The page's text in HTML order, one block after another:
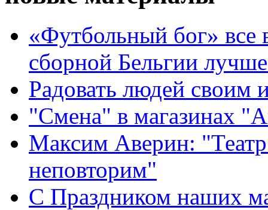
«Футбольный бог» все
сборной Бельгии
Радовать людей своим
"Смена" в магазинах
Максим Аверин:
неповторим"
С Праздником наших